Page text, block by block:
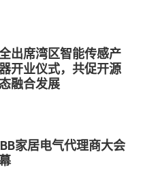
出席湾区智能传感产
开业仪式，共促开源
融合发展
家居电气代理商大会